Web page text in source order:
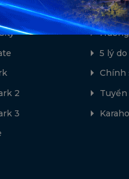
2
3
5 lý
Chính